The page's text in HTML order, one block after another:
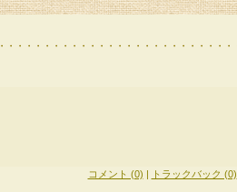
コメント (0) | トラックバック (0)